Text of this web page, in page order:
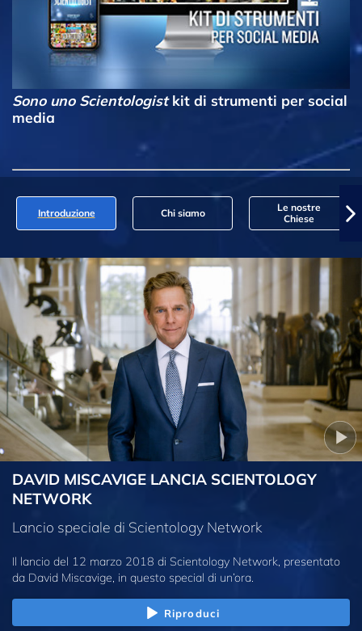
Sono uno Scientologistkit di strumenti per social
media
Introduzione Chi siamo
Le nostre
Chiese
DAVID MISCAVIGE LANCIA SCIENTOLOGY
NETWORK
Lancio speciale di Scientology Network
Il lancio del 12 marzo 2018 di Scientology Network, presentato
da David Miscavige, in questo special di un’ora.
Riproduci